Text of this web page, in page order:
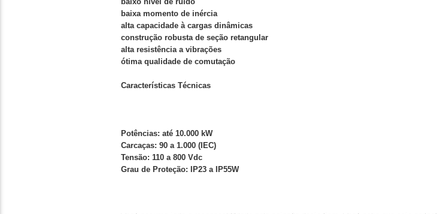
baixa momento de inércia
alta capacidade à cargas dinâmicas
construção robusta de seção retangular
alta resistência a vibrações
ótima qualidade de comutação
Características Técnicas
Potências: até 10.000 kW
Carcaças: 90 a 1.000 (IEC)
Tensão: 110 a 800 Vdc
Grau de Proteção: IP23 a IP55W